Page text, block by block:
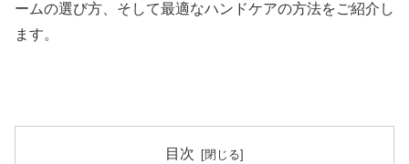
ームの選び方、そして最適なハンドケアの方法をご紹介し
ます。
目次